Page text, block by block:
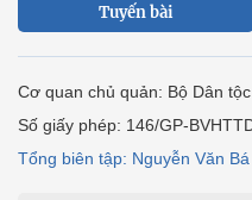
Tuyến bài
Cơ quan chủ quản: Bộ Dân
Số giấy phép: 146/GP-
Tổng biên tập: Nguyễn Văn Bá